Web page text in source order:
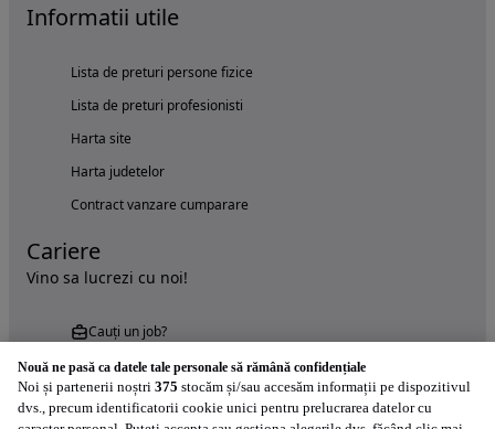
Informatii utile
Lista de preturi persone fizice
Lista de preturi profesionisti
Harta site
Harta judetelor
Contract vanzare cumparare
Cariere
Vino sa lucrezi cu noi!
Cauți un job?
Nouă ne pasă ca datele tale personale să rămână confidențiale
Noi și partenerii noștri 375 stocăm și/sau accesăm informații pe dispozitivul
dvs., precum identificatorii cookie unici pentru prelucrarea datelor cu